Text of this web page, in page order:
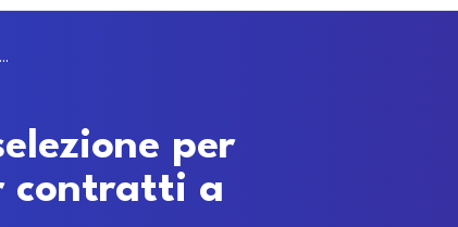
Conservatorio Pollini di Padova, aperta la selezione per Assistente AFAM: graduatoria biennale per contratti a tempo determinato
per
contratti a